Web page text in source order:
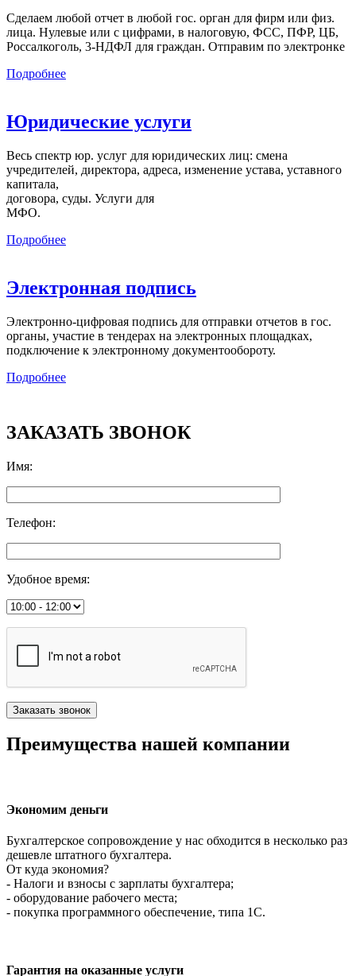
Сделаем любой отчет в любой гос. орган для фирм или физ.
лица. Нулевые или с цифрами, в налоговую, ФСС, ПФР, ЦБ,
Россалкоголь, 3-НДФЛ для граждан. Отправим по электронке
Подробнее
Юридические услуги
Весь спектр юр. услуг для юридических лиц: смена
учредителей, директора, адреса, изменение устава, уставного
капитала,
договора, суды. Услуги для
МФО.
Подробнее
Электронная подпись
Электронно-цифровая подпись для отправки отчетов в гос.
органы, участие в тендерах на электронных площадках,
подключение к электронному документообороту.
Подробнее
ЗАКАЗАТЬ ЗВОНОК
Имя:
Телефон:
Удобное время:
Преимущества нашей компании
Экономим деньги
Бухгалтерское сопровождение у нас обходится в несколько раз
дешевле штатного бухгалтера.
От куда экономия?
- Налоги и взносы с зарплаты бухгалтера;
- оборудование рабочего места;
- покупка программного обеспечение, типа 1С.
Гарантия на оказанные услуги